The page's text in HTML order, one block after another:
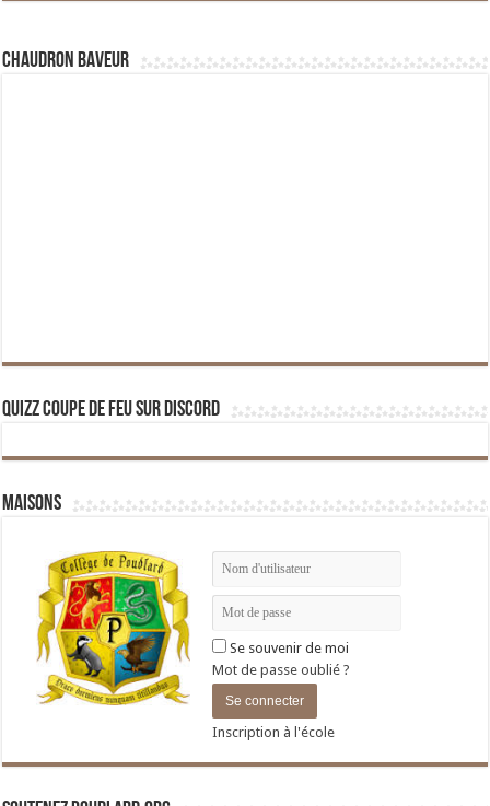
Chaudron Baveur
Quizz Coupe de Feu sur Discord
Maisons
Se souvenir de moi
Mot de passe oublié ?
Inscription à l'école